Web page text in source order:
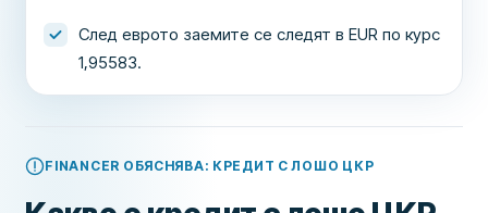
След еврото заемите се следят в EUR по курс
1,95583.
FINANCER ОБЯСНЯВА: КРЕДИТ С ЛОШО ЦКР